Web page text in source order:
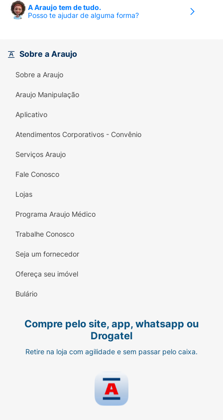
dos bebês. Este brinquedo musical não
apenas diverte, mas também contribui para o
Desperte a alegria e a musicalidade do seu
pequeno com o Meu Primeiro Pandeiro Buba
inesquecíveis em família!
A Araujo tem de tudo.
Posso te ajudar de alguma forma?
Sobre a Araujo
Sobre a Araujo
Araujo Manipulação
Aplicativo
Atendimentos Corporativos - Convênio
Serviços Araujo
Fale Conosco
Lojas
Programa Araujo Médico
Trabalhe Conosco
Seja um fornecedor
Ofereça seu imóvel
Bulário
Compre pelo site, app, whatsapp ou
Drogatel
Retire na loja com agilidade e sem passar pelo caixa.